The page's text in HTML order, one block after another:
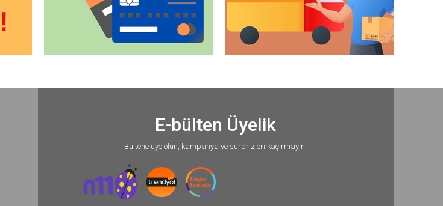
E-bülten Üyelik
Bültene üye olun, kampanya ve sürprizleri kaçırmayın.